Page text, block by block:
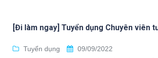
[Đi làm ngay] Tuyển dụng Chuyên viên
Tuyển dụng 09/09/2022